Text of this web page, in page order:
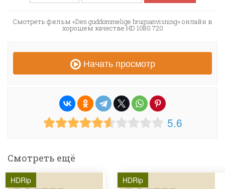
Смотреть фильм «Den guddommelige brugsanvisning» онлайн в
хорошем качестве HD 1080 720
Начать просмотр
5.6
Смотреть ещё
HDRip HDRip